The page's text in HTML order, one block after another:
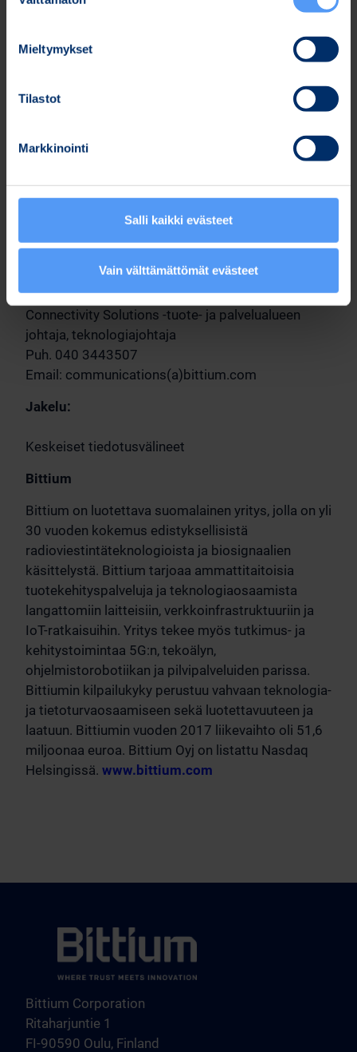
Mieltymykset
Tilastot
Markkinointi
Salli kaikki evästeet
Vain välttämättömät evästeet
urheilulääketieteen osa-alueilla.
tuoteperheen ratkaisut auttavat turvaamaan
terveydenhuollon tietojen luottamuksellisuutta,
tehostamaan terveydenhuollon prosesseja ja
Lisätietoja Bittium tuotteista ja palveluista löytyy
Klaus Mäntysaari
Connectivity Solutions -tuote- ja palvelualueen
johtaja, teknologiajohtaja
Puh. 040 3443507
Email: communications(a)bittium.com
Jakelu:
Keskeiset tiedotusvälineet
Bittium
Bittium on luotettava suomalainen yritys, jolla on yli
30 vuoden kokemus edistyksellisistä
radioviestintäteknologioista ja biosignaalien
käsittelystä. Bittium tarjoaa ammattitaitoisia
tuotekehityspalveluja ja teknologiaosaamista
langattomiin laitteisiin, verkkoinfrastruktuuriin ja
IoT-ratkaisuihin. Yritys tekee myös tutkimus- ja
kehitystoimintaa 5G:n, tekoälyn,
ohjelmistorobotiikan ja pilvipalveluiden parissa.
Bittiumin kilpailukyky perustuu vahvaan teknologia-
ja tietoturvaosaamiseen sekä luotettavuuteen ja
laatuun. Bittiumin vuoden 2017 liikevaihto oli 51,6
miljoonaa euroa. Bittium Oyj on listattu Nasdaq
Helsingissä. www.bittium.com
Bittium Corporation
Ritaharjuntie 1
FI-90590 Oulu, Finland